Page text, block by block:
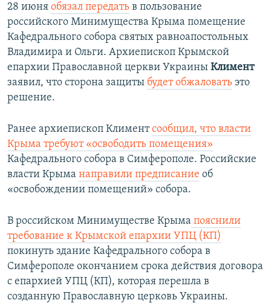
28 июня обязал передать в пользование
российского Минимущества Крыма помещение
Кафедрального собора святых равноапостольных
Владимира и Ольги. Архиепископ Крымской
епархии Православной церкви Украины Климент
заявил, что сторона защиты будет обжаловать это
решение.
Ранее архиепископ Климентсообщил, что власти
Крыма требуют «освободить помещения»
Кафедрального собора в Симферополе. ​Российские
власти Крыма направили предписание об
«освобождении помещений» собора.
В российском Минимуществе Крыма пояснили
требование к Крымской епархии УПЦ (КП)
покинуть здание Кафедрального собора в
Симферополе окончанием срока действия договора
с епархией УПЦ (КП), которая перешла в
созданную Православную церковь Украины.